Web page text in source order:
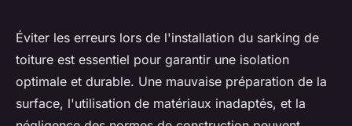
Les erreurs à éviter lors de
l'installation du sarking de
toiture
Éviter les erreurs lors de l'installation du sarking de
toiture est essentiel pour garantir une isolation
optimale et durable. Une mauvaise préparation de la
surface, l'utilisation de matériaux inadaptés, et la